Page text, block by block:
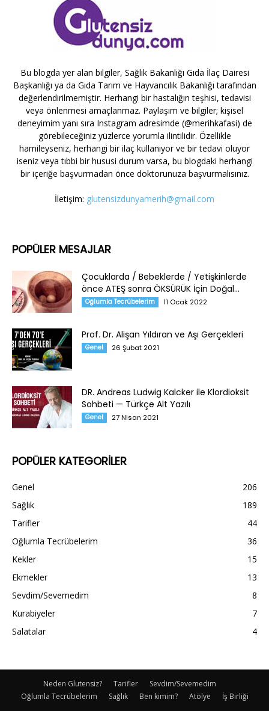
Bu blogda yer alan bilgiler, Sağlık Bakanlığı Gıda İlaç Dairesi
Başkanlığı ya da Gıda Tarım ve Hayvancılık Bakanlığı tarafından
değerlendirilmemiştir. Herhangi bir hastalığın teşhisi, tedavisi
veya önlenmesi amaçlanmaz. Paylaşım ve bilgiler; kişisel
deneyimim yanı sıra Instagram adresimde (@merihkafasi) de
görebileceğiniz yüzlerce yorumla ilintilidir. Özellikle
hamileyseniz, herhangi bir ilaç kullanıyor ve bir tedavi oluyor
iseniz veya tıbbi bir hususi durum varsa, bu blogdaki herhangi
bir içeriğe başvurmadan önce doktorunuza başvurmalısınız.
İletişim: glutensizdunyamerih@gmail.com
POPÜLER MESAJLAR
Çocuklarda / Bebeklerde / Yetişkinlerde
önce ATEŞ sonra ÖKSÜRÜK İçin Doğal...
Oğlumla Tecrübelerim 11 Ocak 2022
Prof. Dr. Alişan Yıldıran ve Aşı Gerçekleri
Genel 26 Şubat 2021
DR. Andreas Ludwig Kalcker ile Klordioksit
Sohbeti — Türkçe Alt Yazılı
Genel 27 Nisan 2021
POPÜLER KATEGORİLER
Genel
206
Sağlık
189
Tarifler
44
Oğlumla Tecrübelerim
36
Kekler
15
Ekmekler
13
Sevdim/Sevemedim
8
Kurabiyeler
7
Salatalar
4
Neden Glutensiz? Tarifler
Sevdim/Sevemedim
Oğlumla Tecrübelerim
Sağlık Ben kimim? Atölye İş Birliği